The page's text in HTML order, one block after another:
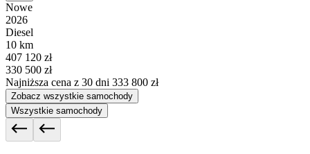
Nowe
2026
Diesel
10 km
407 120 zł
330 500 zł
Najniższa cena z 30 dni 333 800 zł
Zobacz wszystkie samochody
Wszystkie samochody